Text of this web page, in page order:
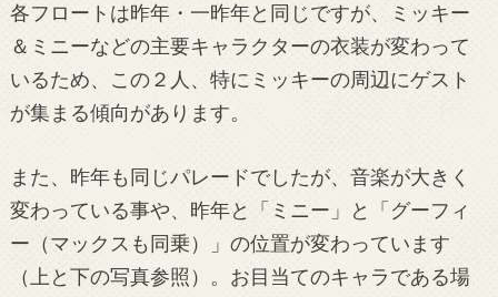
各フロートは昨年・一昨年と同じですが、ミッキー
＆ミニーなどの主要キャラクターの衣装が変わって
いるため、この２人、特にミッキーの周辺にゲスト
が集まる傾向があります。
また、昨年も同じパレードでしたが、音楽が大きく
変わっている事や、昨年と「ミニー」と「グーフィ
ー（マックスも同乗）」の位置が変わっています
（上と下の写真参照）。お目当てのキャラである場